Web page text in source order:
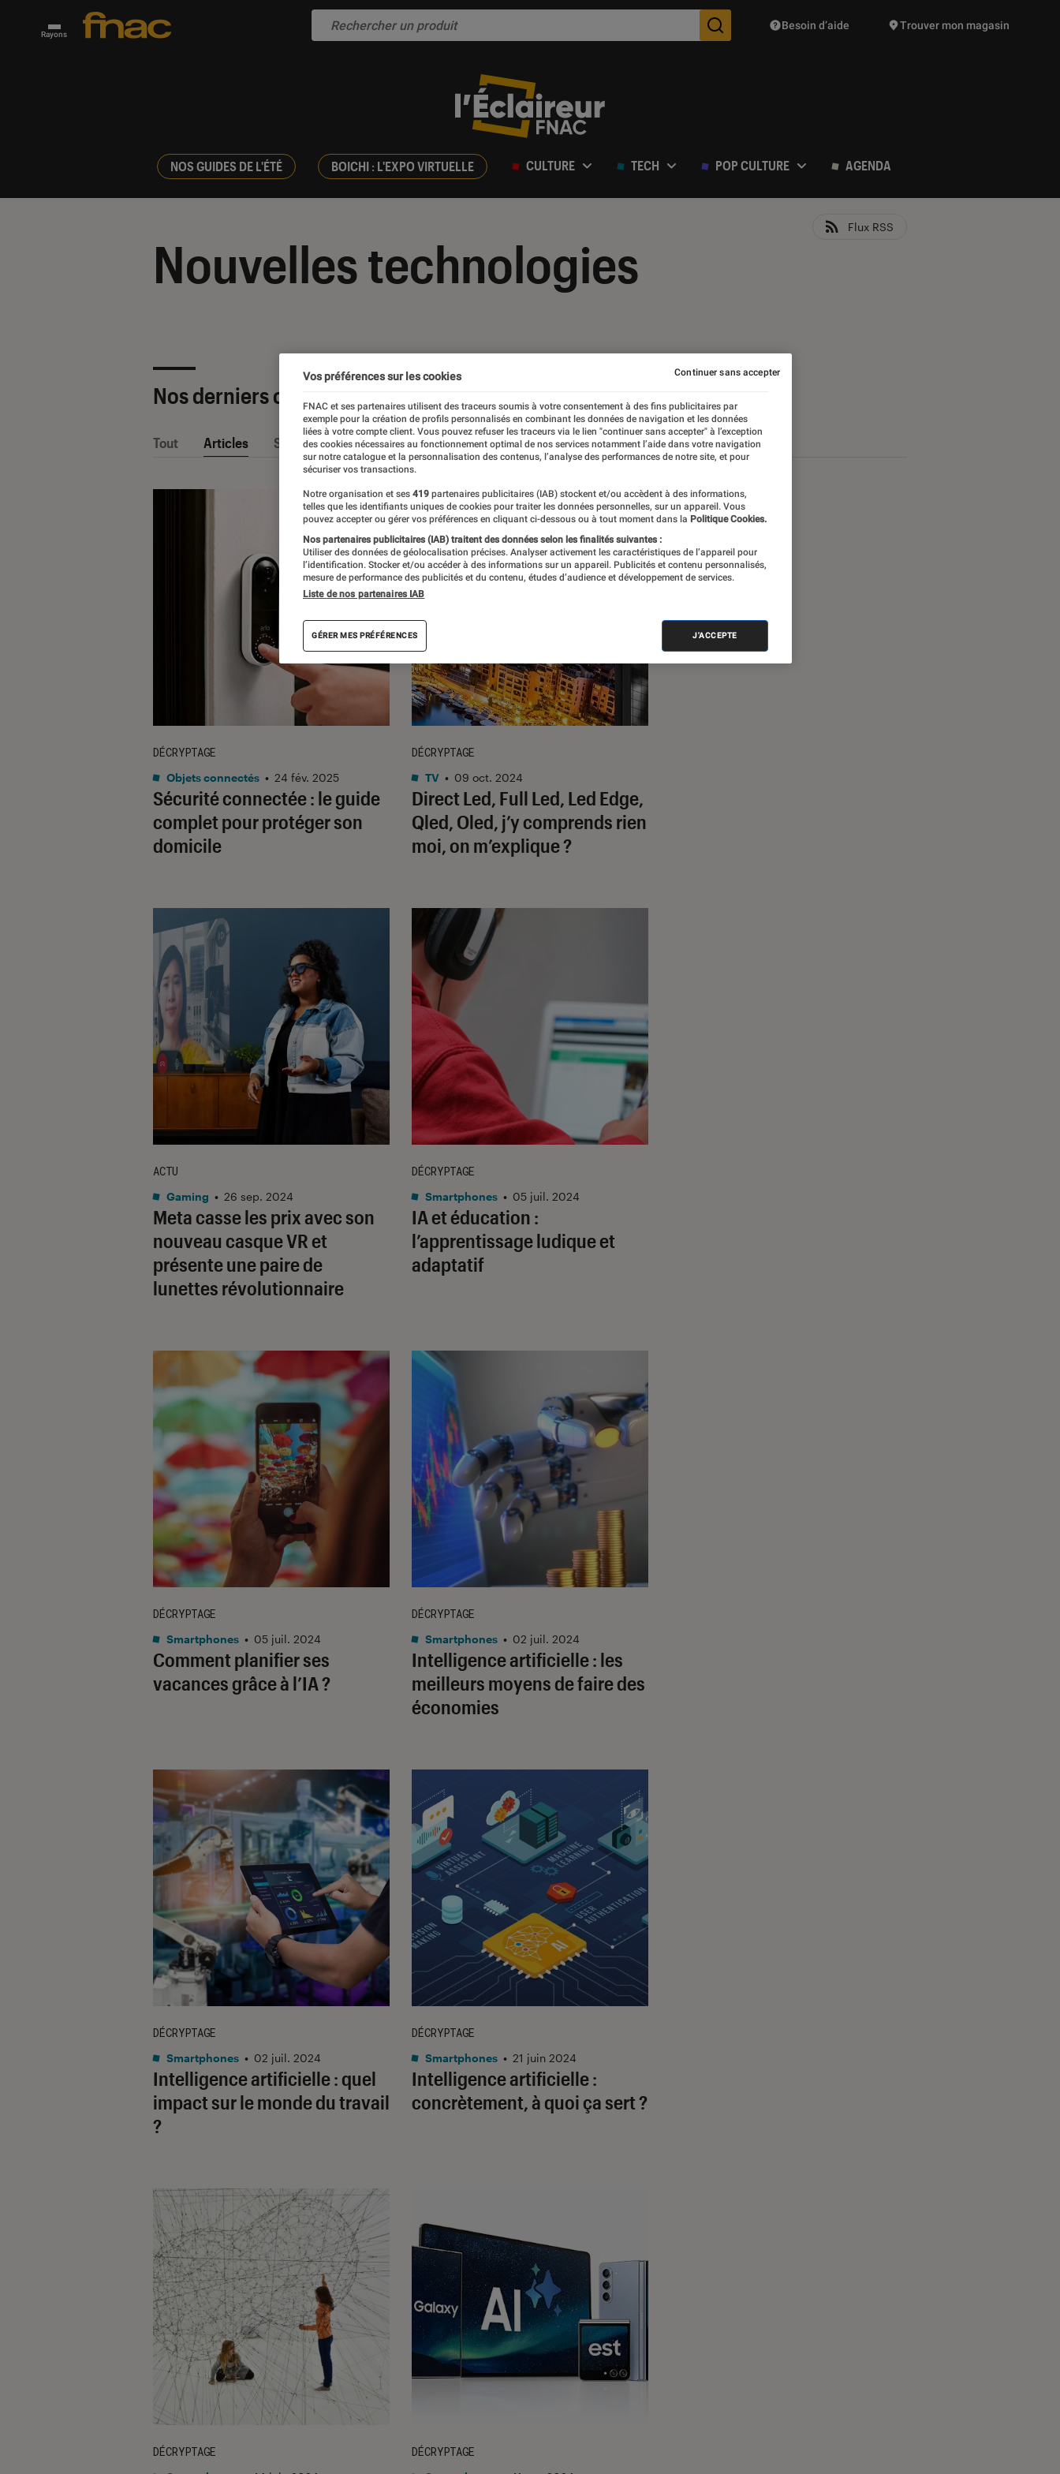
Rayons Des suggestions de produits vont vous être proposées
Besoin d’aide Trouver mon magasin
NOS GUIDES DE L'ÉTÉ BOICHI : L'EXPO VIRTUELLE CULTURE TECH POP CULTURE AGENDA
Nouvelles technologies
Flux RSS
Nos derniers contenus
Tout Articles Sélections et guides Tests
Sécurité connectée : le guide
complet pour protéger son
domicile
DÉCRYPTAGE
Objets connectés • 24 fév. 2025
Direct Led, Full Led, Led Edge,
Qled, Oled, j’y comprends rien
moi, on m’explique ?
DÉCRYPTAGE
TV • 09 oct. 2024
Meta casse les prix avec son
nouveau casque VR et
présente une paire de
lunettes révolutionnaire
ACTU
Gaming • 26 sep. 2024
IA et éducation :
l’apprentissage ludique et
adaptatif
DÉCRYPTAGE
Smartphones • 05 juil. 2024
Comment planifier ses
vacances grâce à l’IA ?
DÉCRYPTAGE
Smartphones • 05 juil. 2024
Intelligence artificielle : les
meilleurs moyens de faire des
économies
DÉCRYPTAGE
Smartphones • 02 juil. 2024
Intelligence artificielle : quel
impact sur le monde du travail
?
DÉCRYPTAGE
Smartphones • 02 juil. 2024
Intelligence artificielle :
concrètement, à quoi ça sert ?
DÉCRYPTAGE
Smartphones • 21 juin 2024
DÉCRYPTAGE DÉCRYPTAGE
Vos préférences sur les cookies
FNAC et ses partenaires utilisent des traceurs soumis à votre consentement à des fins publicitaires par
exemple pour la création de profils personnalisés en combinant les données de navigation et les données
liées à votre compte client. Vous pouvez refuser les traceurs via le lien "continuer sans accepter" à l’exception
des cookies nécessaires au fonctionnement optimal de nos services notamment l’aide dans votre navigation
sur notre catalogue et la personnalisation des contenus, l’analyse des performances de notre site, et pour
sécuriser vos transactions.
Notre organisation et ses 419 partenaires publicitaires (IAB) stockent et/ou accèdent à des informations,
telles que les identifiants uniques de cookies pour traiter les données personnelles, sur un appareil. Vous
pouvez accepter ou gérer vos préférences en cliquant ci-dessous ou à tout moment dans la Politique Cookies.
Nos partenaires publicitaires (IAB) traitent des données selon les finalités suivantes :
Utiliser des données de géolocalisation précises. Analyser activement les caractéristiques de l’appareil pour
l’identification. Stocker et/ou accéder à des informations sur un appareil. Publicités et contenu personnalisés,
mesure de performance des publicités et du contenu, études d’audience et développement de services.
Liste de nos partenaires IAB
GÉRER MES PRÉFÉRENCES J'ACCEPTE
Continuer sans accepter